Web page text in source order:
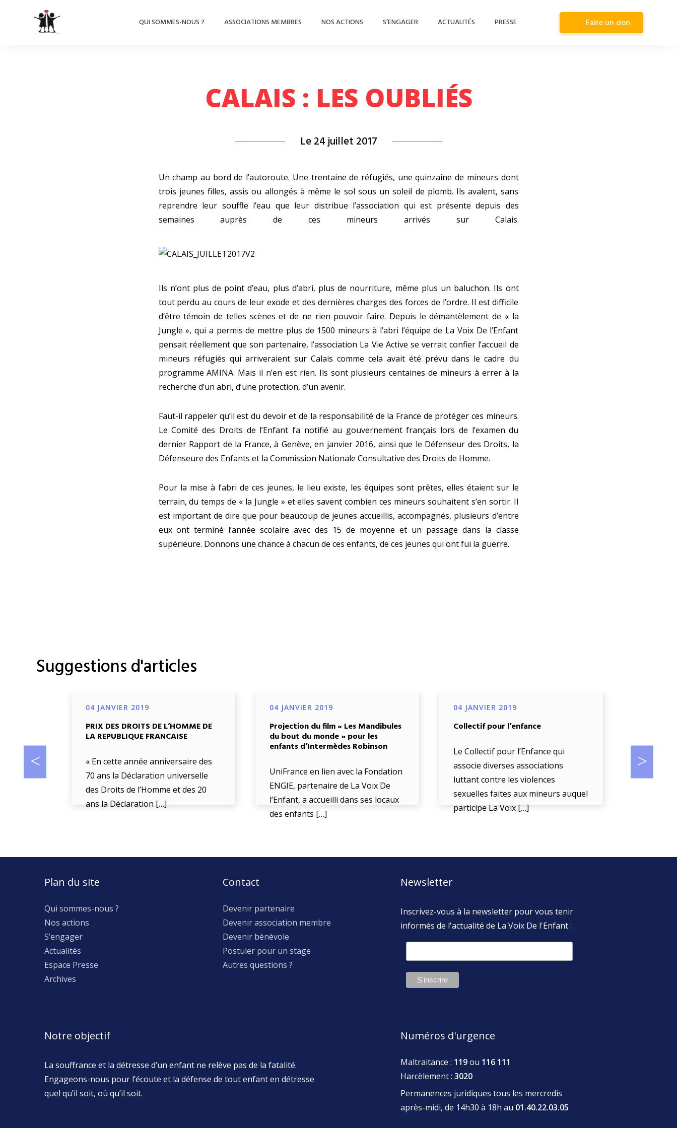
QUI SOMMES-NOUS ? ASSOCIATIONS MEMBRES NOS ACTIONS S’ENGAGER ACTUALITÉS PRESSE Faire un don
CALAIS : LES OUBLIÉS
Le 24 juillet 2017
Un champ au bord de l’autoroute. Une trentaine de réfugiés, une quinzaine de mineurs dont
trois jeunes filles, assis ou allongés à même le sol sous un soleil de plomb. Ils avalent, sans
reprendre leur souffle l’eau que leur distribue l’association qui est présente depuis des
semaines auprès de ces mineurs arrivés sur Calais.
Ils n’ont plus de point d’eau, plus d’abri, plus de nourriture, même plus un baluchon. Ils ont
tout perdu au cours de leur exode et des dernières charges des forces de l’ordre. Il est difficile
d’être témoin de telles scènes et de ne rien pouvoir faire. Depuis le démantèlement de « la
Jungle », qui a permis de mettre plus de 1500 mineurs à l’abri l’équipe de La Voix De l’Enfant
pensait réellement que son partenaire, l’association La Vie Active se verrait confier l’accueil de
mineurs réfugiés qui arriveraient sur Calais comme cela avait été prévu dans le cadre du
programme AMINA. Mais il n’en est rien. Ils sont plusieurs centaines de mineurs à errer à la
recherche d’un abri, d’une protection, d’un avenir.
Faut-il rappeler qu’il est du devoir et de la responsabilité de la France de protéger ces mineurs.
Le Comité des Droits de l’Enfant l’a notifié au gouvernement français lors de l’examen du
dernier Rapport de la France, à Genève, en janvier 2016, ainsi que le Défenseur des Droits, la
Défenseure des Enfants et la Commission Nationale Consultative des Droits de Homme.
Pour la mise à l’abri de ces jeunes, le lieu existe, les équipes sont prêtes, elles étaient sur le
terrain, du temps de « la Jungle » et elles savent combien ces mineurs souhaitent s’en sortir. Il
est important de dire que pour beaucoup de jeunes accueillis, accompagnés, plusieurs d’entre
eux ont terminé l’année scolaire avec des 15 de moyenne et un passage dans la classe
supérieure. Donnons une chance à chacun de ces enfants, de ces jeunes qui ont fui la guerre.
Suggestions d'articles
04 JANVIER 2019
PRIX DES DROITS DE L’HOMME DE
LA REPUBLIQUE FRANCAISE
« En cette année anniversaire des
70 ans la Déclaration universelle
des Droits de l’Homme et des 20
ans la Déclaration […]
04 JANVIER 2019
Projection du film « Les Mandibules
du bout du monde » pour les
enfants d’Intermèdes Robinson
UniFrance en lien avec la Fondation
ENGIE, partenaire de La Voix De
l’Enfant, a accueilli dans ses locaux
des enfants […]
04 JANVIER 2019
Collectif pour l’enfance
Le Collectif pour l’Enfance qui
associe diverses associations
luttant contre les violences
sexuelles faites aux mineurs auquel
participe La Voix […]
La Voix
Plan du site
Qui sommes-nous ?
Nos actions
S’engager
Actualités
Espace Presse
Archives
Contact
Devenir partenaire
Devenir association membre
Devenir bénévole
Postuler pour un stage
Autres questions ?
Newsletter
Inscrivez-vous à la newsletter pour vous tenir
informés de l'actualité de La Voix De l'Enfant :
Notre objectif
La souffrance et la détresse d’un enfant ne relève pas de la fatalité.
Engageons-nous pour l’écoute et la défense de tout enfant en détresse
quel qu’il soit, où qu’il soit.
Numéros d'urgence
Maltraitance : 119ou 116 111
Harcèlement : 3020
Permanences juridiques tous les mercredis
après-midi, de 14h30 à 18h au 01.40.22.03.05